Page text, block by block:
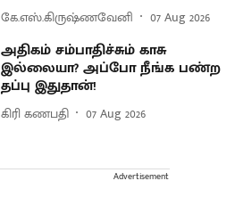
கே.எஸ்.கிருஷ்ணவேனி 07 Aug 2026
அதிகம் சம்பாதிச்சும் காசு
இல்லையா? அப்போ நீங்க பண்ற
தப்பு இதுதான்!
கிரி கணபதி 07 Aug 2026
Advertisement